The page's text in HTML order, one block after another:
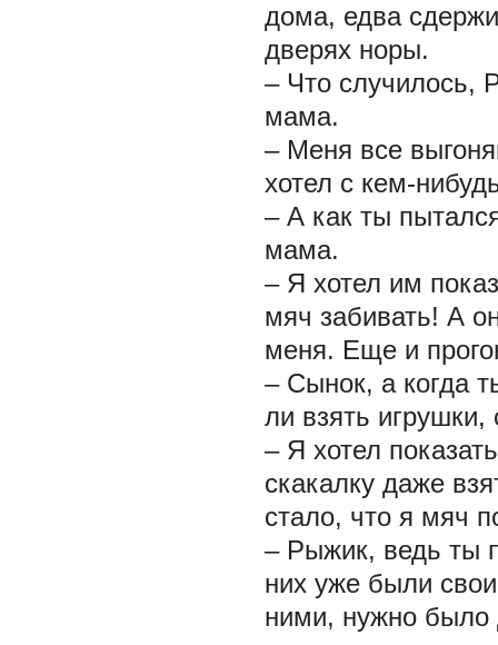
дома, едва
дверях норы.
– Что случилось,
мама.
– Меня все
хотел с кем-
– А как ты
мама.
– Я хотел им
мяч забивать! А
меня. Еще и
– Сынок, а когда
ли взять
– Я хотел
скакалку даже
стало, что я мяч
– Рыжик, ведь ты
них уже были
ними, нужно было